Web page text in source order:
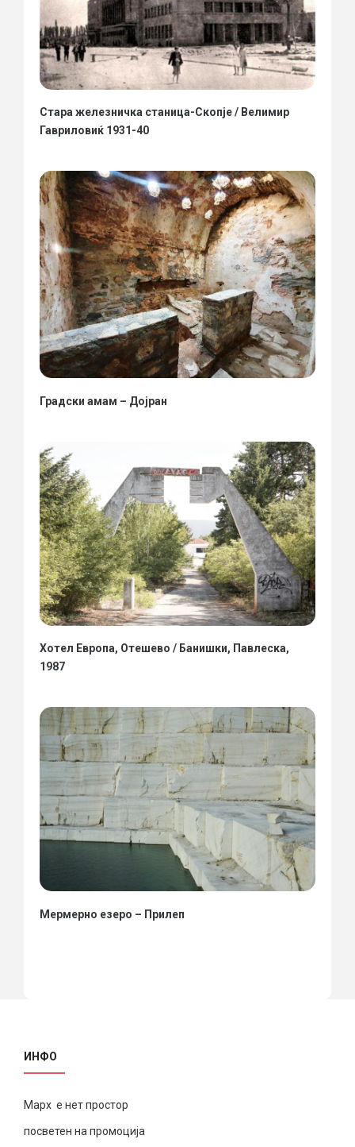
Стара железничка станица-Скопје / Велимир
Гавриловиќ 1931-40
Градски амам – Дојран
Хотел Европа, Отешево / Банишки, Павлеска,
1987
Мермерно езеро – Прилеп
ИНФО
Марх е нет простор
посветен на промоција